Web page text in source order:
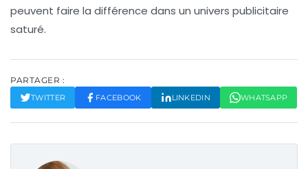
peuvent faire la différence dans un univers publicitaire
saturé.
PARTAGER :
TWITTER FACEBOOK LINKEDIN WHATSAPP